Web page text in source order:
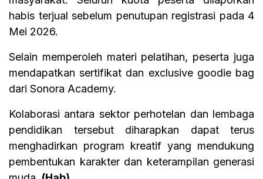
habis terjual sebelum penutupan registrasi pada 4
Mei 2026.
Selain memperoleh materi pelatihan, peserta juga
mendapatkan sertifikat dan exclusive goodie bag
dari Sonora Academy.
Kolaborasi antara sektor perhotelan dan lembaga
pendidikan tersebut diharapkan dapat terus
menghadirkan program kreatif yang mendukung
pembentukan karakter dan keterampilan generasi